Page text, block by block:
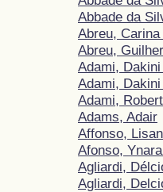
Abbade da
Abreu,
Abreu,
Adami,
Adami,
Adami,
Adams, Adair
Affonso,
Afonso,
Agliardi,
Agliardi,